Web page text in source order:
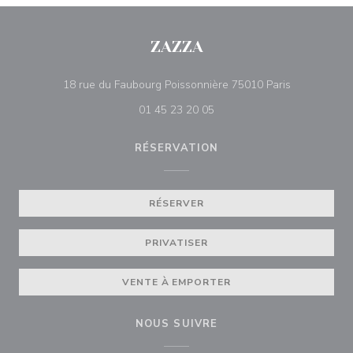
ZAZZA
18 rue du Faubourg Poissonnière 75010 Paris((ouvre une
01 45 23 20 05
RÉSERVATION
RÉSERVER
PRIVATISER
VENTE À EMPORTER
NOUS SUIVRE